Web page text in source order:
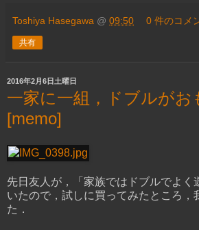
Toshiya Hasegawa @ 09:50 0 件のコメ
共有
2016年2月6日土曜日
一家に一組，ドブルがお
[memo]
先日友人が，「家族ではドブルでよく
いたので，試しに買ってみたところ，
た．